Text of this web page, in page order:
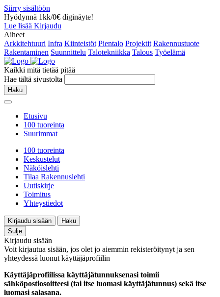
Siirry sisältöön
Hyödynnä 1kk/0€ diginäyte!
Lue lisää Kirjaudu
Aiheet
Arkkitehtuuri Infra Kiinteistöt Pientalo Projektit Rakennustuote
Rakentaminen Suunnittelu Talotekniikka Talous Työelämä
Kaikki mitä tietää pitää
Hae tältä sivustolta
Haku
Etusivu
100 tuoreinta
Suurimmat
100 tuoreinta
Keskustelut
Näköislehti
Tilaa Rakennuslehti
Uutiskirje
Toimitus
Yhteystiedot
Kirjaudu sisään
Haku
Sulje
Kirjaudu sisään
Voit kirjautua sisään, jos olet jo aiemmin rekisteröitynyt ja sen
yhteydessä luonut käyttäjäprofiilin
Käyttäjäprofiilissa käyttäjätunnuksenasi toimii
sähköpostiosoitteesi (tai itse luomasi käyttäjätunnus) sekä itse
luomasi salasana.